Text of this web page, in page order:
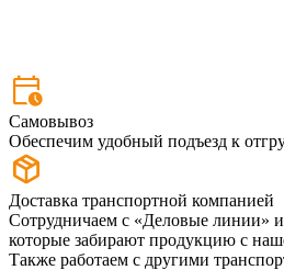
Самовывоз
Обеспечим удобный подъезд к
Доставка транспортной компанией
Сотрудничаем с «Деловые линии»
которые забирают продукцию с
Также работаем с другими